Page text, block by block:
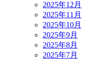
2025年12月
2025年11月
2025年10月
2025年9月
2025年8月
2025年7月